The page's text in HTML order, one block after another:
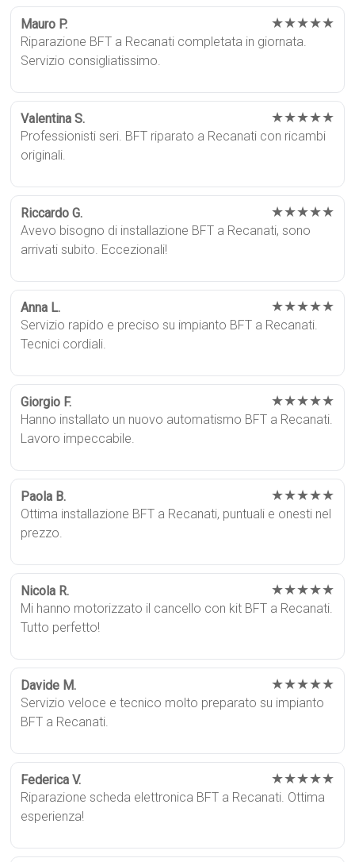
Mauro P. ★★★★★
Riparazione BFT a Recanati completata in giornata.
Servizio consigliatissimo.
Valentina S. ★★★★★
Professionisti seri. BFT riparato a Recanati con ricambi
originali.
Riccardo G. ★★★★★
Avevo bisogno di installazione BFT a Recanati, sono
arrivati subito. Eccezionali!
Anna L. ★★★★★
Servizio rapido e preciso su impianto BFT a Recanati.
Tecnici cordiali.
Giorgio F. ★★★★★
Hanno installato un nuovo automatismo BFT a Recanati.
Lavoro impeccabile.
Paola B. ★★★★★
Ottima installazione BFT a Recanati, puntuali e onesti nel
prezzo.
Nicola R. ★★★★★
Mi hanno motorizzato il cancello con kit BFT a Recanati.
Tutto perfetto!
Davide M. ★★★★★
Servizio veloce e tecnico molto preparato su impianto
BFT a Recanati.
Federica V. ★★★★★
Riparazione scheda elettronica BFT a Recanati. Ottima
esperienza!